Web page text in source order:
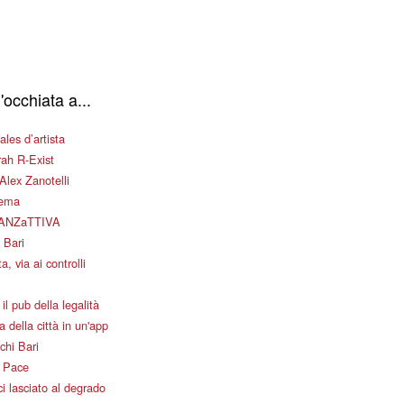
a...
d’artista
R-Exist
Zanotelli
Bari
via ai controlli
pub della legalità
della città in un'app
Bari
lasciato al degrado